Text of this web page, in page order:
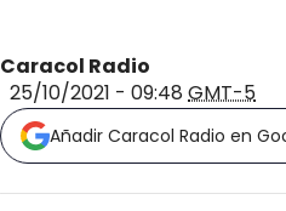
Caracol Radio
25/10/2021 - 09:48 GMT-5
Añadir Caracol Radio en